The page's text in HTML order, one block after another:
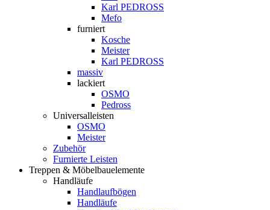
Karl PEDROSS
Mefo
furniert
Kosche
Meister
Karl PEDROSS
massiv
lackiert
OSMO
Pedross
Universalleisten
OSMO
Meister
Zubehör
Furnierte Leisten
Treppen & Möbelbauelemente
Handläufe
Handlaufbögen
Handläufe